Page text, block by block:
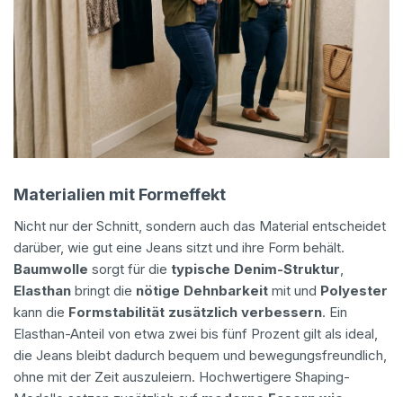
Materialien mit Formeffekt
Nicht nur der Schnitt, sondern auch das Material entscheidet
darüber, wie gut eine Jeans sitzt und ihre Form behält.
Baumwolle sorgt für die typische Denim-Struktur,
Elasthan bringt die nötige Dehnbarkeit mit und Polyester
kann die Formstabilität zusätzlich verbessern. Ein
Elasthan-Anteil von etwa zwei bis fünf Prozent gilt als ideal,
die Jeans bleibt dadurch bequem und bewegungsfreundlich,
ohne mit der Zeit auszuleiern. Hochwertigere Shaping-